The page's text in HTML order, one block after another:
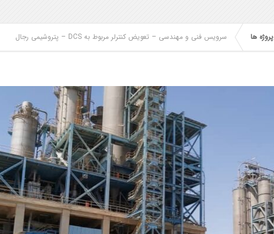
پروژه ها سرویس فنی و مهندسی – تعویض کنترلر مربوط به DCS – پتروشیمی رجال